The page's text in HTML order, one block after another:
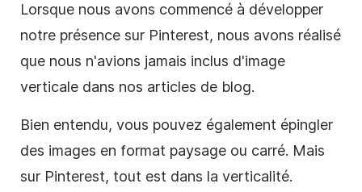
Lorsque nous avons commencé à développer
notre présence sur Pinterest, nous avons réalisé
que nous n'avions jamais inclus d'image
verticale dans nos articles de blog.
Bien entendu, vous pouvez également épingler
des images en format paysage ou carré. Mais
sur Pinterest, tout est dans la verticalité.